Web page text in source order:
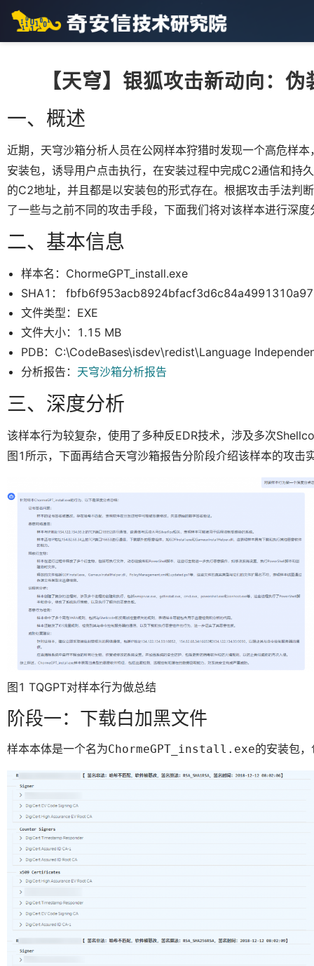
【天穹】银狐攻击新动向：
一、概述
近期，天穹沙箱分析人员在公网样本狩猎时发现一个高危样
安装包，诱导用户点击执行，在安装过程中完成C2通信和持
的C2地址，并且都是以安装包的形式存在。根据攻击手法判
了一些与之前不同的攻击手段，下面我们将对该样本进行深度
二、基本信息
样本名：ChormeGPT_install.exe
SHA1：
文件类型：EXE
文件大小：1.15 MB
PDB：C:\CodeBases\isdev\redist\Language
分析报告： 天穹沙箱分析报告
三、深度分析
该样本行为较复杂，使用了多种反EDR技术，涉及多次
图1所示，下面再结合天穹沙箱报告分阶段介绍该样本的攻击
图1 TQGPT对样本行为做总结
阶段一：下载白加黑文件
样本本体是一个名为ChormeGPT_install.exe的安装包